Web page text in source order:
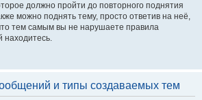
должно пройти до повторного поднятия
можно поднять тему, просто ответив на неё,
тем самым вы не нарушаете правила
находитесь.
и типы создаваемых тем